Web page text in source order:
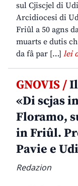
sul Cjiscjel di
Arcidiocesi di
Friûl a 50 agns
muarts e dutis
da fâ par […] lei
GNOVIS /
«Di scjas
Floramo,
in Friûl.
Pavie e
Redazion